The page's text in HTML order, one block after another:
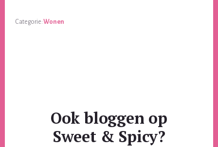
Categorie:Wonen
Ook bloggen op
Sweet & Spicy?